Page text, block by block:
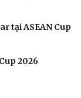
tại ASEAN Cup
2026